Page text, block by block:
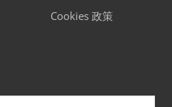
Cookies 政策